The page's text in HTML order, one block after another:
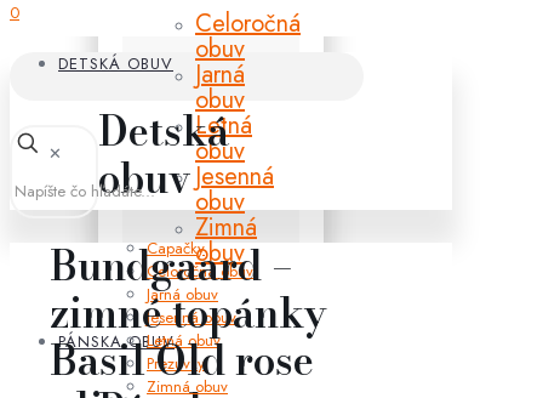
Celoročná
obuv
Jarná
obuv
Letná
obuv
Jesenná
obuv
Zimná
obuv
PÁNSKA OBUV
0
DETSKÁ OBUV
Detská
obuv
Capačky
Celoročná obuv
Jarná obuv
Jesenná obuv
Letná obuv
Prezuvky
Zimná obuv
✕
Bundgaard –
zimné topánky
Basil Old rose